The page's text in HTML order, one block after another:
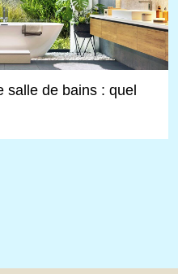
salle de bains : quel